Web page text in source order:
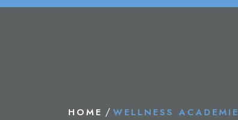
HOME / WELLNESS ACADEMIE